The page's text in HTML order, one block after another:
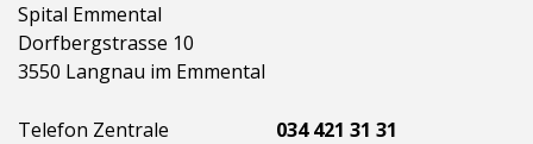
Spital Emmental
Dorfbergstrasse 10
3550 Langnau im Emmental
Telefon Zentrale
034 421 31 31